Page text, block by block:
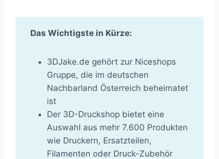
Das Wichtigste in Kürze:
3DJake.de gehört zur Niceshops
Gruppe, die im deutschen
Nachbarland Österreich beheimatet
ist
Der 3D-Druckshop bietet eine
Auswahl aus mehr 7.600 Produkten
wie Druckern, Ersatzteilen,
Filamenten oder Druck-Zubehör